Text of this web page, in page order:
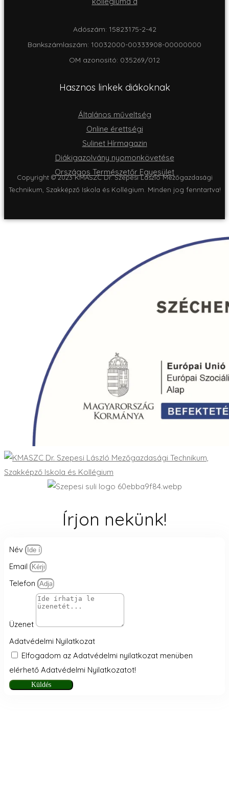
Adószám: 15823175-2-42
Bankszámlaszám: 10032000-00333908-00000000
OM azonositó: 035269/012
Hasznos linkek diákoknak
Általános műveltség
Online érettségi
Sulinet Hírmagazin
Diákigazolvány nyomonkövetése
Országos Természetőr Egyesület
Copyright © 2023 KMASZC Dr. Szepesi László Mezőgazdasági
Technikum, Szakképző Iskola és Kollégium. Minden jog fenntartva!
Írjon nekünk!
Név
Email
Telefon
Üzenet
Adatvédelmi Nyilatkozat
Elfogadom az Adatvédelmi nyilatkozat menüben
elérhető Adatvédelmi Nyilatkozatot!
Küldés